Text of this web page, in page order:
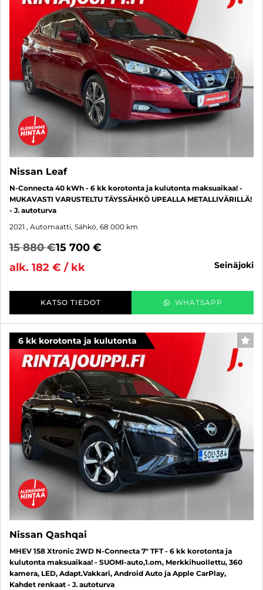
Nissan Leaf
N-Connecta 40 kWh - 6 kk korotonta ja kulutonta maksuaikaa! -
MUKAVASTI VARUSTELTU TÄYSSÄHKÖ UPEALLA METALLIVÄRILLÄ!
- J. autoturva
2021 , Automaatti, Sähkö, 68 000 km
15 880 €15 700 €
alk. 182 € / kk
seinäjoki
KATSO TIEDOT WHATSAPP
6 kk korotonta ja kulutonta
Nissan Qashqai
MHEV 158 Xtronic 2WD N-Connecta 7" TFT - 6 kk korotonta ja
kulutonta maksuaikaa! - SUOMI-auto,1.om, Merkkihuollettu, 360
kamera, LED, Adapt.Vakkari, Android Auto ja Apple CarPlay,
Kahdet renkaat - J. autoturva